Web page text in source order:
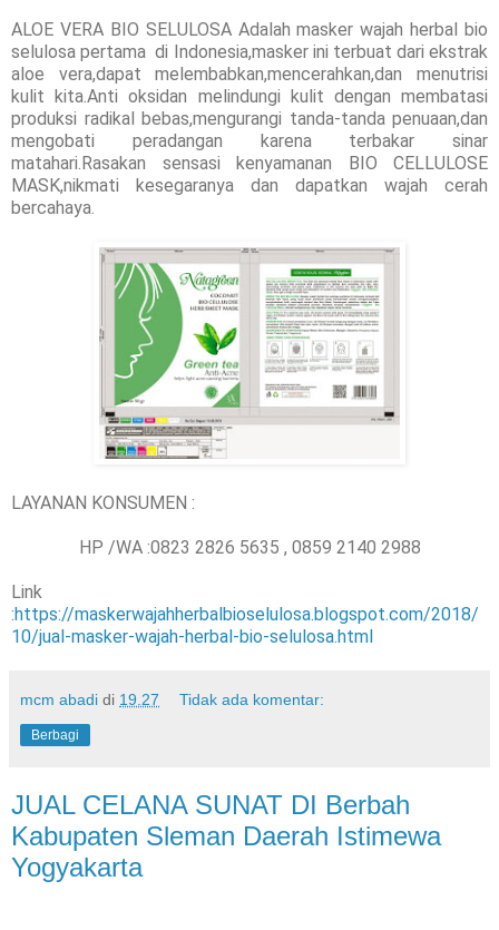
ALOE VERA BIO SELULOSA Adalah masker wajah herbal bio
selulosa pertama di Indonesia,masker ini terbuat dari ekstrak
aloe vera,dapat melembabkan,mencerahkan,dan menutrisi
kulit kita.Anti oksidan melindungi kulit dengan membatasi
produksi radikal bebas,mengurangi tanda-tanda penuaan,dan
mengobati peradangan karena terbakar sinar
matahari.Rasakan sensasi kenyamanan BIO CELLULOSE
MASK,nikmati kesegaranya dan dapatkan wajah cerah
bercahaya.
LAYANAN KONSUMEN :
HP /WA :0823 2826 5635 , 0859 2140 2988
Link
:https://maskerwajahherbalbioselulosa.blogspot.com/2018/
10/jual-masker-wajah-herbal-bio-selulosa.html
mcm abadi di 19.27 Tidak ada komentar:
Berbagi
JUAL CELANA SUNAT DI Berbah
Kabupaten Sleman Daerah Istimewa
Yogyakarta